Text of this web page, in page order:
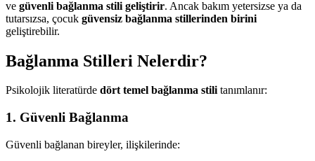
ve güvenli bağlanma stili geliştirir. Ancak bakım yetersizse ya da
tutarsızsa, çocuk güvensiz bağlanma stillerinden birini
geliştirebilir.
Bağlanma Stilleri Nelerdir?
Psikolojik literatürde dört temel bağlanma stilitanımlanır:
1. Güvenli Bağlanma
Güvenli bağlanan bireyler, ilişkilerinde: